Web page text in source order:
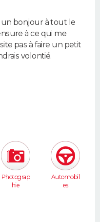
bonjour à tout le
à ce qui me
pas à faire un petit
volontié.
Photograp
hie
Automobil
es